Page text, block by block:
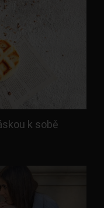
k sobě